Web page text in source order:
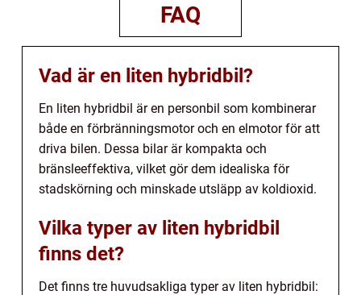
FAQ
Vad är en liten hybridbil?
En liten hybridbil är en personbil som kombinerar
både en förbränningsmotor och en elmotor för att
driva bilen. Dessa bilar är kompakta och
bränsleeffektiva, vilket gör dem idealiska för
stadskörning och minskade utsläpp av koldioxid.
Vilka typer av liten hybridbil
finns det?
Det finns tre huvudsakliga typer av liten hybridbil: